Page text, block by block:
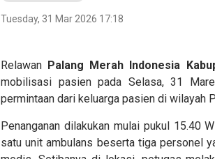
Tuesday, 31 Mar 2026 17:18
Relawan Palang Merah Indonesia
mobilisasi pasien pada Selasa, 31
permintaan dari keluarga pasien di wilayah
Penanganan dilakukan mulai pukul 15.40
satu unit ambulans beserta tiga personel